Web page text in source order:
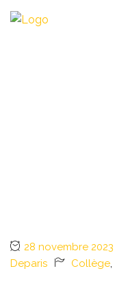
28 novembre 2023
Deparis
Collège,